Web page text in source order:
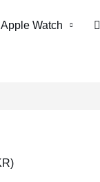
Apple Watch